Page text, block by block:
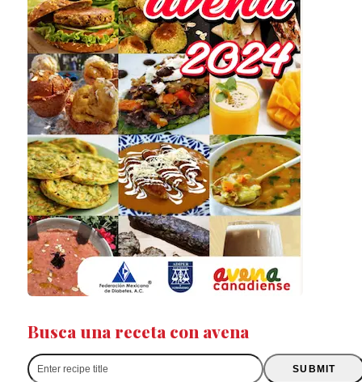
Busca una receta con avena
Enter
recipe
SUBMIT